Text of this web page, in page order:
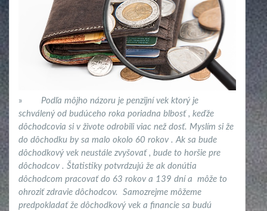
» Podľa môjho názoru je penzijní vek ktorý je
schválený od budúceho roka poriadna blbosť , keďže
dôchodcovia si v živote odrobili viac než dosť. Myslím si že
do dôchodku by sa malo okolo 60 rokov . Ak sa bude
dôchodkový vek neustále zvyšovať , bude to horšie pre
dôchodcov . Štatistiky potvrdzujú že ak donútia
dôchodcom pracovať do 63 rokov a 139 dní a môže to
ohroziť zdravie dôchodcov. Samozrejme môžeme
predpokladať že dôchodkový vek a financie sa budú